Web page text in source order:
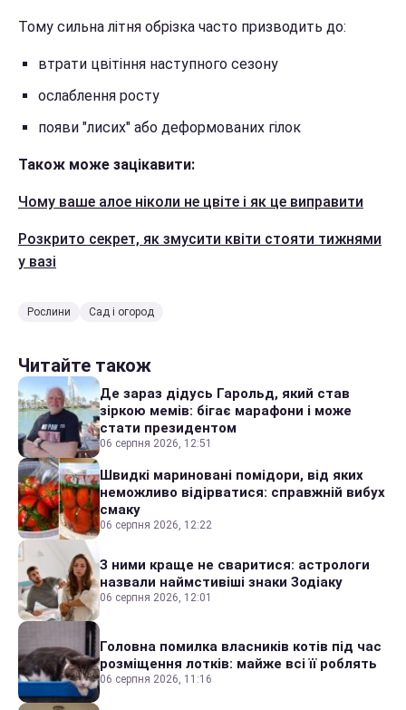
Тому сильна літня обрізка часто призводить до:
втрати цвітіння наступного сезону
ослаблення росту
появи "лисих" або деформованих гілок
Також може зацікавити:
Чому ваше алое ніколи не цвіте і як це виправити
Розкрито секрет, як змусити квіти стояти тижнями
у вазі
Рослини Сад і огород
Читайте також
Де зараз дідусь Гарольд, який став
зіркою мемів: бігає марафони і може
стати президентом
06 серпня 2026, 12:51
Швидкі мариновані помідори, від яких
неможливо відірватися: справжній вибух
смаку
06 серпня 2026, 12:22
З ними краще не сваритися: астрологи
назвали наймстивіші знаки Зодіаку
06 серпня 2026, 12:01
Головна помилка власників котів під час
розміщення лотків: майже всі її роблять
06 серпня 2026, 11:16